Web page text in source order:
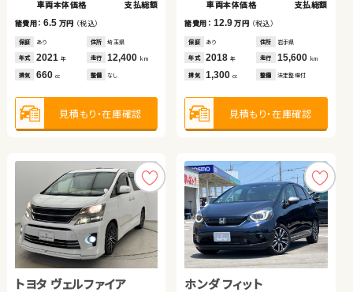
車両本体価格 支払総額
諸費用：6.5 万円 （税込）
保証 あり 住所 埼玉県
年式 2021 年 走行 12,400 km
排気 660 cc 整備 なし
見積もり・在庫確認
車両本体価格 支払総額
諸費用： 12.9万円 （税込）
保証 あり 住所 岩手県
年式 2018年 走行 15,600 km
排気 1,300cc 整備 法定整備付
見積もり・在庫確認
トヨタ ヴェルファイア ホンダ フィット
車両本体価格 支払総額
諸費用：8.7 万円 （税込）
保証 あり 住所 福島県
年式 2017 年 走行 53,400 km
排気 2,000 整備 なし
見積もり・在庫確認
車両本体価格 支払総額
諸費用： 9.3万円（税込）
保証 なし 住所 福島県
年式 2017年 走行 35,200 km
排気 1,200cc 整備 なし
見積もり・在庫確認
ホンダ Ｎ ＢＯＸ
スバル フォレスター ハイ
車両本体価格 支払総額
諸費用：11.6万円（税込）
保証 あり 住所 神奈川県
年式 2019 年 走行 38,700 km
排気 660 cc 整備 法定整備付
見積もり・在庫確認
車両本体価格 支払総額
諸費用： 9.6万円（税込）
保証 あり 住所 茨城県
年式 2020年 走行 21,600 km
排気 1,500cc 整備 なし
見積もり・在庫確認
トヨタ アクア
スバル フォレスター ハイ
車両本体価格 支払総額
諸費用：17.8万円（税込）
保証 なし 住所 福島県
年式 2021 年 走行 20,800 km
排気 1,000 整備 法定整備付
見積もり・在庫確認
車両本体価格 支払総額
諸費用： 13.9万円 （税込）
保証 なし 住所 東京都
年式 2017年 走行 17,300 km
排気 1,800cc 整備 なし
見積もり・在庫確認